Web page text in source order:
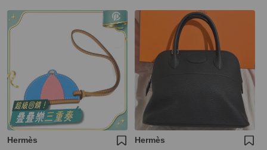
Hermès Hermès